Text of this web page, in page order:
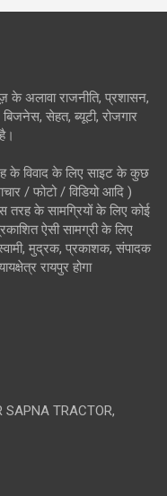
के अलावा राजनीति, प्रशासन,
सेहत, ब्यूटी, रोजगार
के विवाद के लिए साइट के कुछ
/ फोटो / विडियो आदि )
तरह के सामग्रियों के लिए कोई
ऐसी सामग्री के लिए
मुद्रक, प्रकाशक, संपादक
रायपुर होगा
SAPNA TRACTOR,